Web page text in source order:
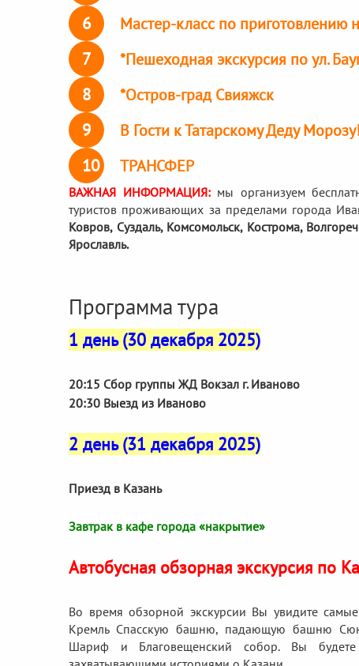
6 Мастер-класс по приготовлению
7 *Пешеходная экскурсия по ул.
8 *Остров-град Свияжск
9 В Гости к Татарскому Деду
10 ТРАНСФЕР
ВАЖНАЯ ИНФОРМАЦИЯ:мы организуем
туристов проживающих за пределами города
Ковров, Суздаль, Комсомольск, Кострома,
Ярославль.
Программа тура
1 день (30 декабря 2025)
20:15 Сбор группы ЖД Вокзал г. Иваново
20:30 Выезд из Иваново
2 день (31 декабря 2025)
Приезд в Казань
Завтрак в кафе города «накрытие»
Автобусная обзорная экскурсия по
Во время обзорной экскурсии Вы увидите
Кремль Спасскую башню, падающую башню
Шариф и Благовещенский собор. Вы